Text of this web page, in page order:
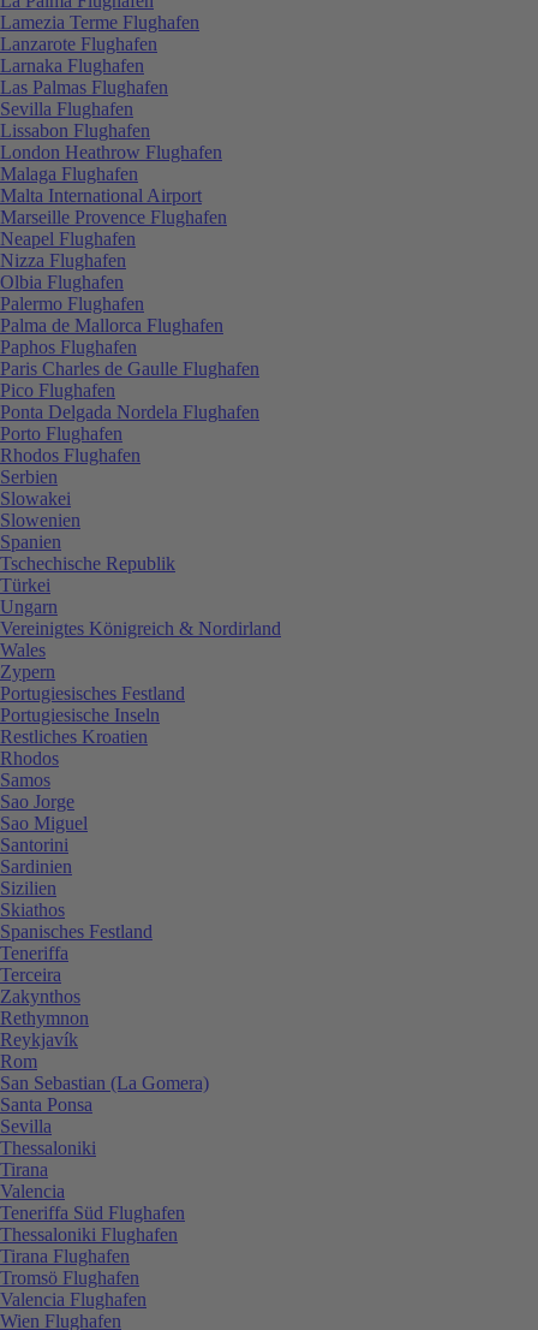
Lamezia Terme Flughafen
Lanzarote Flughafen
Larnaka Flughafen
Las Palmas Flughafen
Sevilla Flughafen
Lissabon Flughafen
London Heathrow Flughafen
Malaga Flughafen
Malta International Airport
Marseille Provence Flughafen
Neapel Flughafen
Nizza Flughafen
Olbia Flughafen
Palermo Flughafen
Palma de Mallorca Flughafen
Paphos Flughafen
Paris Charles de Gaulle Flughafen
Pico Flughafen
Ponta Delgada Nordela Flughafen
Porto Flughafen
Rhodos Flughafen
Serbien
Slowakei
Slowenien
Spanien
Tschechische Republik
Türkei
Ungarn
Vereinigtes Königreich & Nordirland
Wales
Zypern
Portugiesisches Festland
Portugiesische Inseln
Restliches Kroatien
Rhodos
Samos
Sao Jorge
Sao Miguel
Santorini
Sardinien
Sizilien
Skiathos
Spanisches Festland
Teneriffa
Terceira
Zakynthos
Rethymnon
Reykjavík
Rom
San Sebastian (La Gomera)
Santa Ponsa
Sevilla
Thessaloniki
Tirana
Valencia
Teneriffa Süd Flughafen
Thessaloniki Flughafen
Tirana Flughafen
Tromsö Flughafen
Valencia Flughafen
Wien Flughafen